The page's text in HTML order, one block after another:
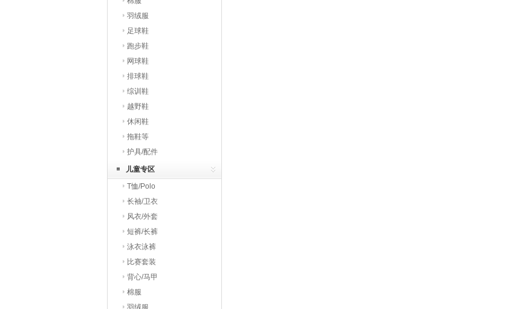
羽绒服
足球鞋
跑步鞋
网球鞋
排球鞋
综训鞋
越野鞋
休闲鞋
拖鞋等
护具/配件
儿童专区
T恤/Polo
长袖/卫衣
风衣/外套
短裤/长裤
泳衣泳裤
比赛套装
背心/马甲
棉服
羽绒服